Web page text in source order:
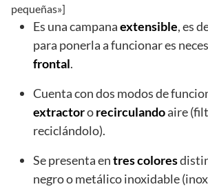
pequeñas»]
Es una campanaextensible, es
para ponerla a funcionar es
frontal.
Cuenta con dos modos de
extractororecirculandoaire
reciclándolo).
Se presenta entres colores
negro o metálico inoxidable